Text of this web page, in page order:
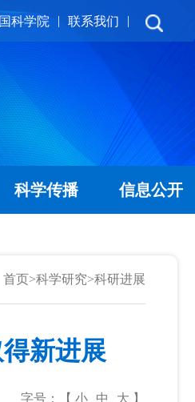
科学院 | 联系我们 |
科学传播 信息公开
首页>科学研究>科研进展
新进展
字号：【 小 中 大 】